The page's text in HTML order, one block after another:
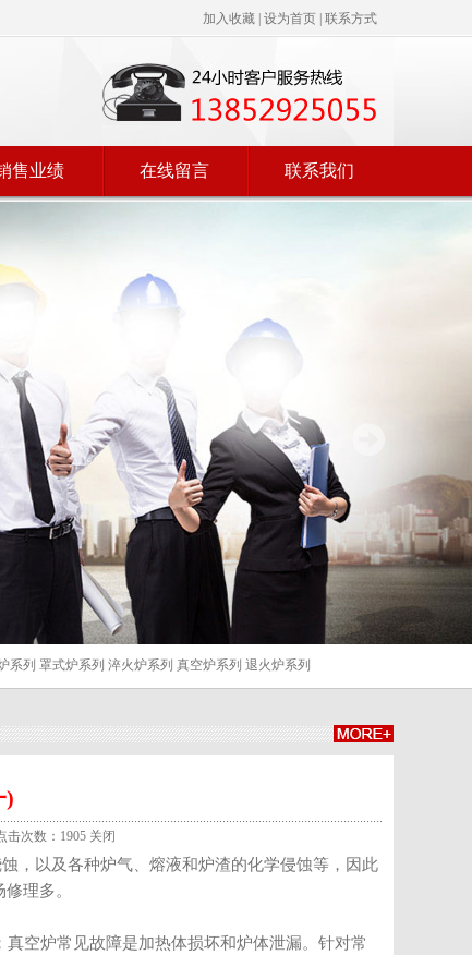
加入收藏 设为首页 联系方式
售业绩 在线留言 联系我们
系列 罩式炉系列 淬火炉系列 真空炉系列 退火炉系列
)
击次数：1905 关闭
，以及各种炉气、熔液和炉渣的化学侵蚀等，因此
理多。
空炉常见故障是加热体损坏和炉体泄漏。针对常